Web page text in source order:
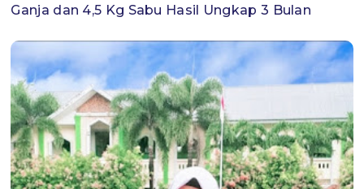
Ganja dan 4,5 Kg Sabu Hasil Ungkap 3 Bulan